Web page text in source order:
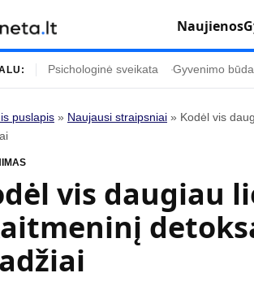
Naujienos
Kulinarija
Technologijos
Psichologinė sveikata Gyvenimo
puslapis » Naujausi straipsniai » Kodėl vis
vis daugiau